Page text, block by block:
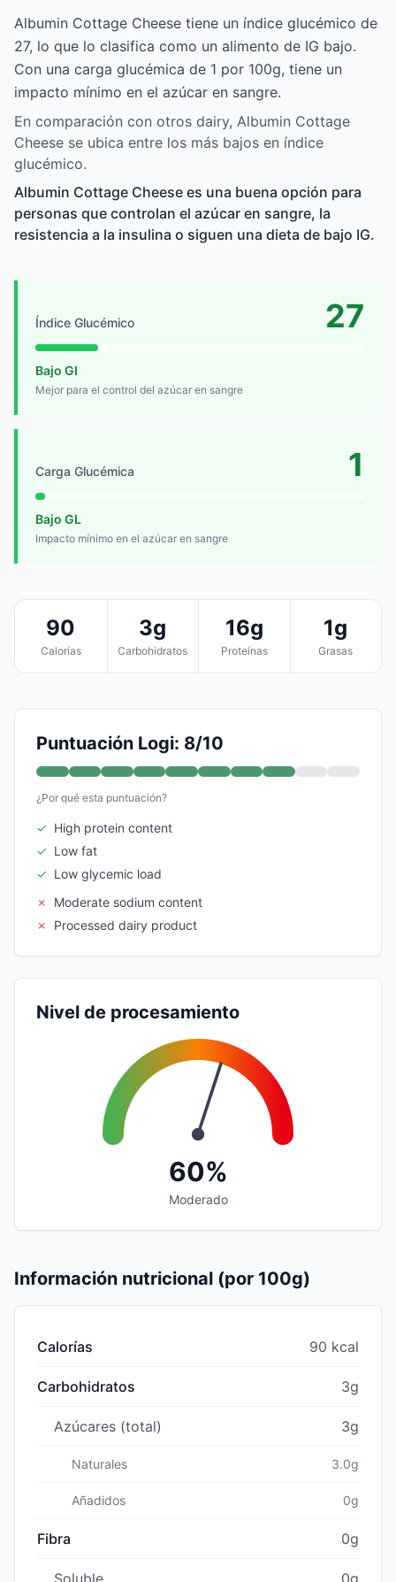
Albumin Cottage Cheese tiene un índice glucémico de
27, lo que lo clasifica como un alimento de IG bajo.
Con una carga glucémica de 1 por 100g, tiene un
impacto mínimo en el azúcar en sangre.
En comparación con otros dairy, Albumin Cottage
Cheese se ubica entre los más bajos en índice
glucémico.
Albumin Cottage Cheese es una buena opción para
personas que controlan el azúcar en sangre, la
resistencia a la insulina o siguen una dieta de bajo IG.
Índice Glucémico 27
Bajo GI
Mejor para el control del azúcar en sangre
Carga Glucémica 1
Bajo GL
Impacto mínimo en el azúcar en sangre
90
Calorías
3g
Carbohidratos
16g
Proteínas
1g
Grasas
Puntuación Logi: 8/10
¿Por qué esta puntuación?
✓ High protein content
✓ Low fat
✓ Low glycemic load
✗
Moderate sodium content
✗
Processed dairy product
Nivel de procesamiento
60%
Moderado
Información nutricional (por 100g)
Calorías 90 kcal
Carbohidratos 3g
Azúcares (total) 3g
Naturales 3.0g
Añadidos 0g
Fibra 0g
Soluble 0g